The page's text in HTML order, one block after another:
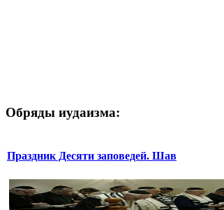
Обряды иудаизма:
Праздник Десяти заповедей. Шав